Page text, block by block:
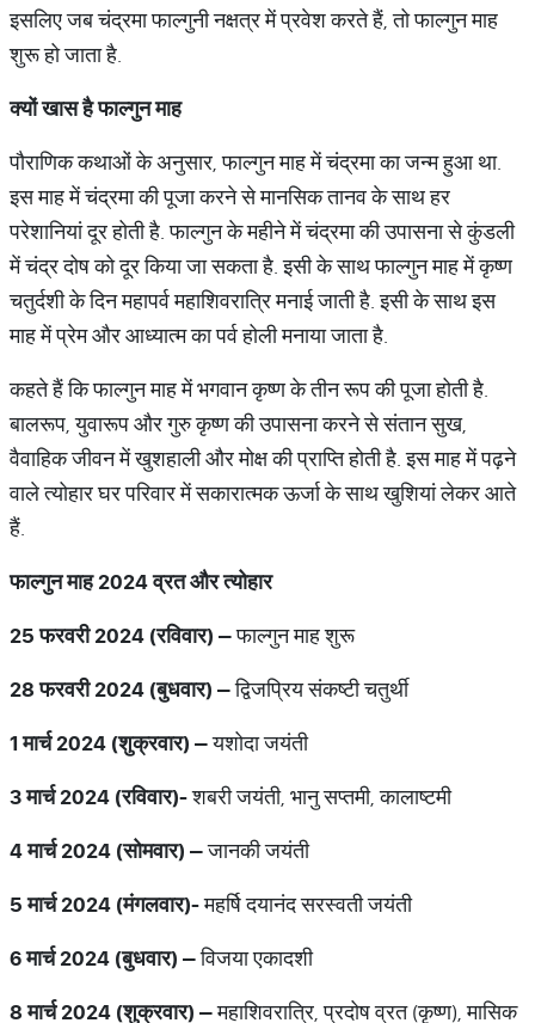
इसलिए जब चंद्रमा फाल्गुनी नक्षत्र में प्रवेश करते हैं, तो फाल्गुन माह
शुरू हो जाता है.
क्योंखासहैफाल्गुनमाह
पौराणिक कथाओं के अनुसार, फाल्गुन माह में चंद्रमा का जन्म हुआ था.
इस माह में चंद्रमा की पूजा करने से मानसिक तानव के साथ हर
परेशानियां दूर होती है. फाल्गुन के महीने में चंद्रमा की उपासना से कुंडली
में चंद्र दोष को दूर किया जा सकता है. इसी के साथ फाल्गुन माह में कृष्ण
चतुर्दशी के दिन महापर्व महाशिवरात्रि मनाई जाती है. इसी के साथ इस
माह में प्रेम और आध्यात्म का पर्व होली मनाया जाता है.
कहते हैं कि फाल्गुन माह में भगवान कृष्ण के तीन रूप की पूजा होती है.
बालरूप, युवारूप और गुरु कृष्ण की उपासना करने से संतान सुख,
वैवाहिक जीवन में खुशहाली और मोक्ष की प्राप्ति होती है. इस माह में पढ़ने
वाले त्योहार घर परिवार में सकारात्मक ऊर्जा के साथ खुशियां लेकर आते
हैं.
फाल्गुनमाह2024व्रतऔरत्योहार
25फरवरी2024 (रविवार) –फाल्गुन माह शुरू
28फरवरी2024 (बुधवार) –द्विजप्रिय संकष्टी चतुर्थी
1मार्च2024 (शुक्रवार) –यशोदा जयंती
3मार्च2024 (रविवार)-शबरी जयंती, भानु सप्तमी, कालाष्टमी
4मार्च2024 (सोमवार) –जानकी जयंती
5मार्च2024 (मंगलवार)-महर्षि दयानंद सरस्वती जयंती
6मार्च2024 (बुधवार) –विजया एकादशी
8मार्च2024 (शुक्रवार) –महाशिवरात्रि, प्रदोष व्रत (कृष्ण), मासिक